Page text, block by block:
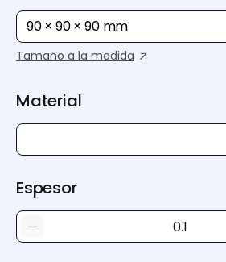
90 × 90 × 90 mm
Tamaño a la medida
Material
Espesor